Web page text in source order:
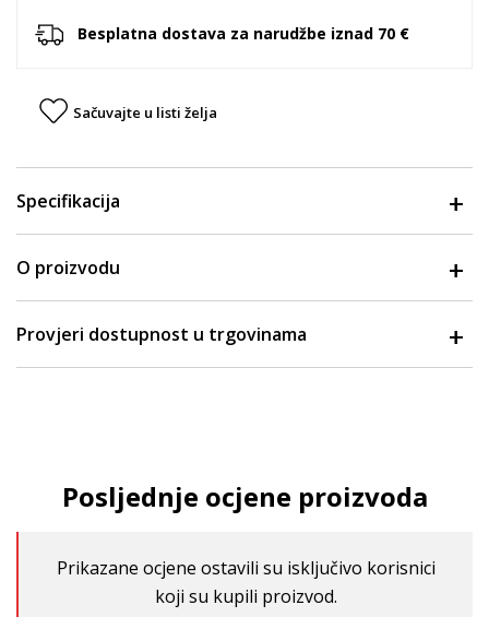
Besplatna dostava za narudžbe iznad 70 €
Sačuvajte u listi želja
Specifikacija
O proizvodu
Provjeri dostupnost u trgovinama
Posljednje ocjene proizvoda
Prikazane ocjene ostavili su isključivo korisnici
koji su kupili proizvod.